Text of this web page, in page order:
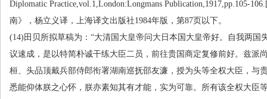
Diplomatic Practice,vol.1,London:Longmans Publication,1917,pp.105-
南》，杨立义译，上海译文出版社1984年版，第87页以下。
(14) 田贝所拟草稿为：“大清国大皇帝问大日本国大皇帝好。自我两
议速成，是以特简朴诚干练大臣二员，前往贵国商定复修前好。兹派
桓、头品顶戴兵部侍郎衔署湖南巡抚邵友濂，授为头等全权大臣，与
悉能仰体朕之心怀，朕亦素知其有才能，实为可靠。所有该全权大臣